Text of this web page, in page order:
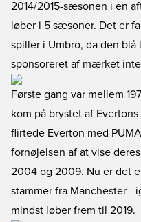
2014/2015-sæsonen i en
løber i 5 sæsoner. Det er
spiller i Umbro, da den
sponsoreret af mærket
Første gang var mellem
kom på brystet af
flirtede Everton med
fornøjelsen af at vise
2004 og 2009. Nu er det
stammer fra Manchester -
mindst løber frem til 2019.